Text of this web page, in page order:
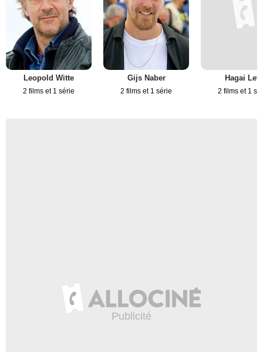
Leopold Witte
2 films et 1 série
Gijs Naber
2 films et 1 série
Hagai Levi
2 films et 1